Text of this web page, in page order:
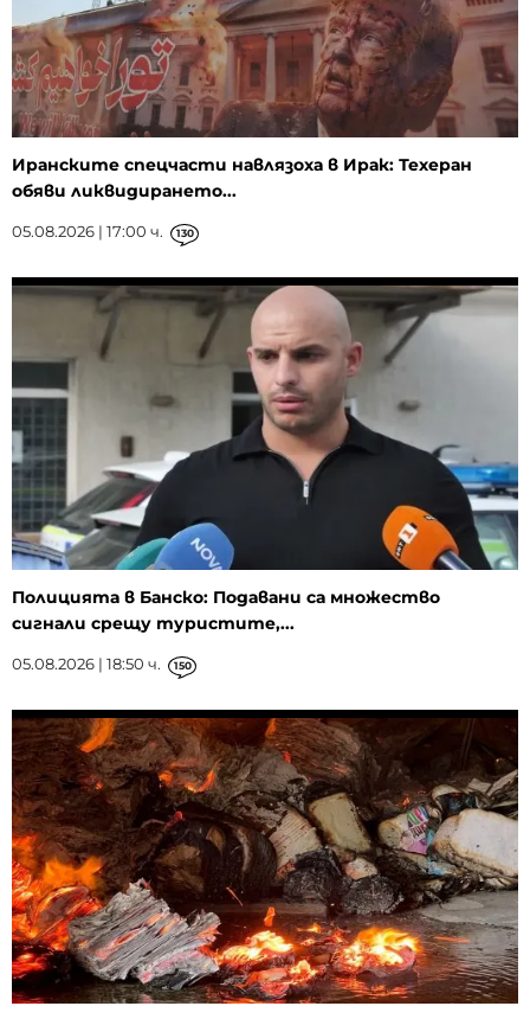
Иранските спецчасти навлязоха в Ирак: Техеран
обяви ликвидирането...
05.08.2026 | 17:00 ч. 130
Полицията в Банско: Подавани са множество
сигнали срещу туристите,...
05.08.2026 | 18:50 ч. 150